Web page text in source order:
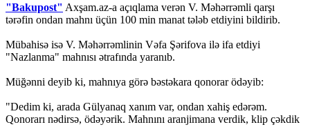
"Bakupost" Axşam.az-a açıqlama verən V. Məhərrəmli qarşı
tərəfin ondan mahnı üçün 100 min manat tələb etdiyini bildirib.
Mübahisə isə V. Məhərrəmlinin Vəfa Şərifova ilə ifa etdiyi
"Nazlanma" mahnısı ətrafında yaranıb.
Müğənni deyib ki, mahnıya görə bəstəkara qonorar ödəyib:
"Dedim ki, arada Gülyanaq xanım var, ondan xahiş edərəm.
Qonorarı nədirsə, ödəyərik. Mahnını aranjimana verdik, klip çəkdik